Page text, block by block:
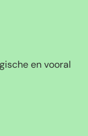
en vooral